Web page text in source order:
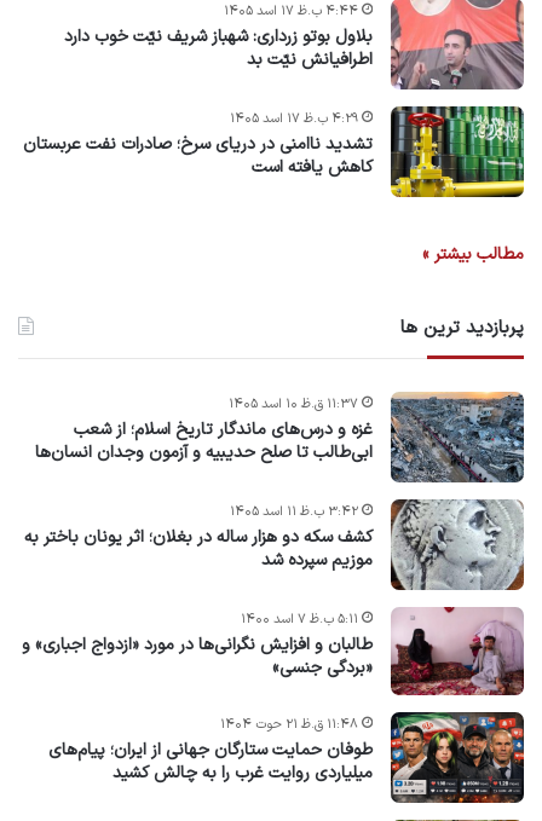
بلاول بوتو زرداری: شهباز شریف نیّت خوب دارد
اطرافیانش نیّت بد
۴:۴۴ ب.ظ ۱۷ اسد ۱۴۰۵
تشدید ناامنی در دریای سرخ؛ صادرات نفت عربستان
کاهش یافته است
۴:۲۹ ب.ظ ۱۷ اسد ۱۴۰۵
مطالب بیشتر »
پربازدید ترین ها
غزه و درس‌های ماندگار تاریخ اسلام؛ از شعب
ابی‌طالب تا صلح حدیبیه و آزمون وجدان انسان‌ها
۱۱:۳۷ ق.ظ ۱۰ اسد ۱۴۰۵
کشف سکه دو هزار ساله در بغلان؛ اثر یونان باختر به
موزیم سپرده شد
۳:۴۲ ب.ظ ۱۱ اسد ۱۴۰۵
طالبان و افزایش نگرانی‌ها در مورد «ازدواج اجباری» و
«بردگی جنسی»
۵:۱۱ ب.ظ ۷ اسد ۱۴۰۰
طوفان حمایت ستارگان جهانی از ایران؛ پیام‌های
میلیاردی روایت غرب را به چالش کشید
۱۱:۴۸ ق.ظ ۲۱ حوت ۱۴۰۴